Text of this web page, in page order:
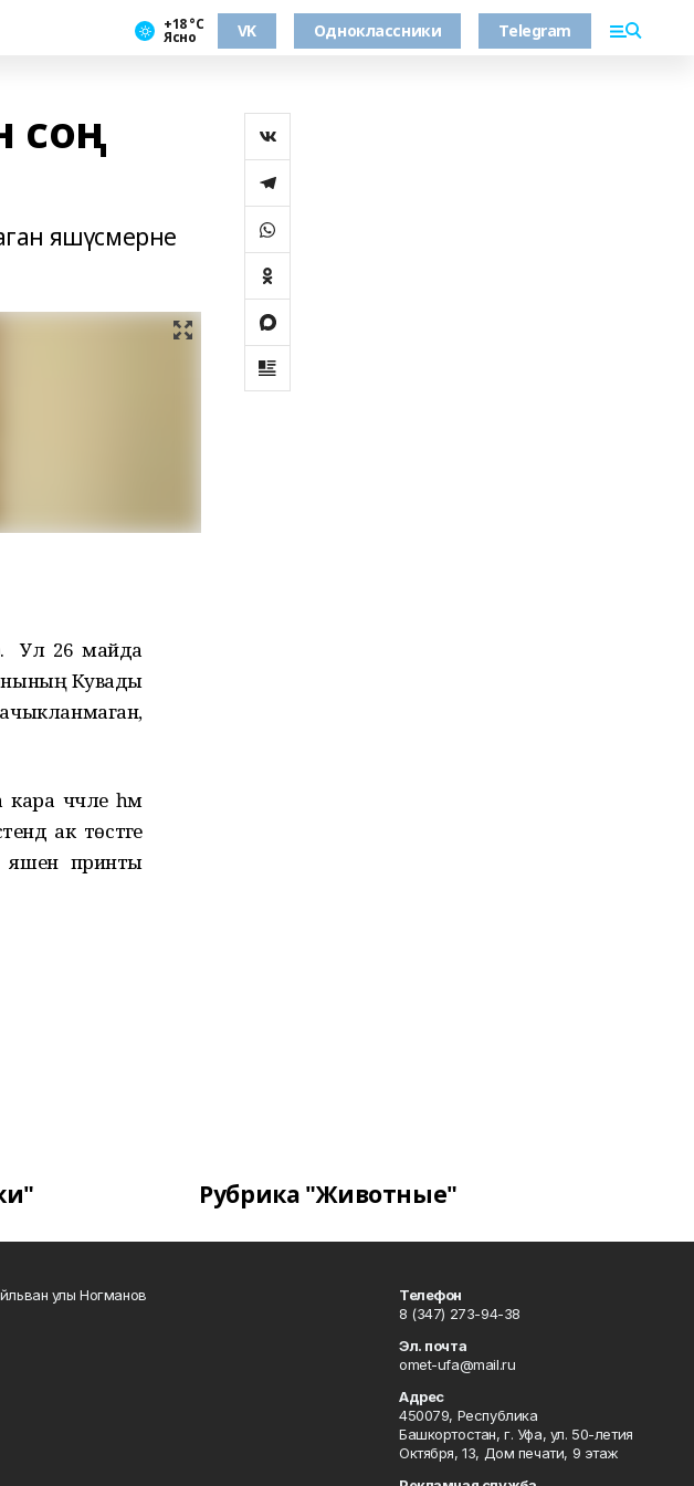
+18 °С
Ясно VK Одноклассники Telegram
соң
яшүсмерне
Ул 26 майда
Кувады
ачыкланмаган,
чәчле һәм
ак төстәге
яшен принты
Рубрика "Животные"
улы Ногманов
Телефон
8 (347) 273-94-38
Эл. почта
omet-ufa@mail.ru
Адрес
450079, Республика
Башкортостан, г. Уфа, ул. 50-летия
Октября, 13, Дом печати, 9 этаж